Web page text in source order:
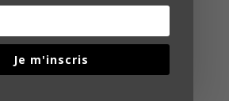
Je m'inscris